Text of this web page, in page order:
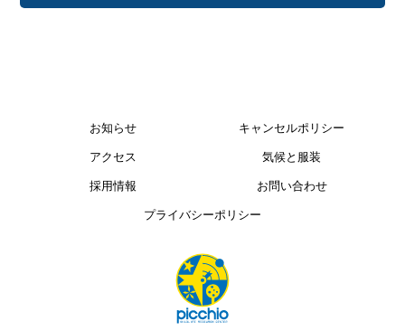
お知らせ キャンセルポリシー
アクセス 気候と服装
採用情報 お問い合わせ
プライバシーポリシー